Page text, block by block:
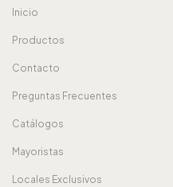
Inicio
Productos
Contacto
Preguntas Frecuentes
Catálogos
Mayoristas
Locales Exclusivos